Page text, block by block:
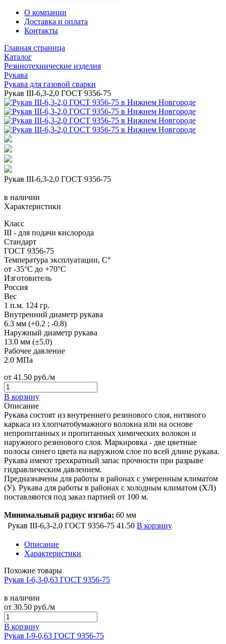
О компании
Доставка и оплата
Контакты
Главная страница
Каталог
Резинотехнические изделия
Рукава
Рукава для газовой сварки
Рукав III-6,3-2,0 ГОСТ 9356-75
Рукав III-6,3-2,0 ГОСТ 9356-75
в наличии
Характеристики
Класс
III - для подачи кислорода
Стандарт
ГОСТ 9356-75
Температура эксплуатации, C°
от -35°C до +70°C
Изготовитель
Россия
Вес
1 п.м. 124 гр.
Внутренний диаметр рукава
6.3 мм (+0.2 ; -0.8)
Наружный диаметр рукава
13.0 мм (±5.0)
Рабочее давление
2.0 МПа
от 41.50 руб./м
В корзину
Описание
Рукава состоят из внутреннего резинового слоя, нитяного
каркаса из хлопчатобумажного волокна или на основе
непропитанных и пропитанных химических волокон и
наружного резинового слоя. Маркировка - две цветные
полосы синего цвета на наружном слое по всей длине рукава.
Рукава имеют трехкратный запас прочности при разрыве
гидравлическим давлением.
Предназначены для работы в районах с умеренным климатом
(У). Рукава для работы в районах с холодным климатом (ХЛ)
поставляются под заказ партией от 100 м.
Минимальный радиус изгиба: 60 мм
Рукав III-6,3-2,0 ГОСТ 9356-75 41.50 В корзину
Описание
Характеристики
Похожие товары
Рукав I-6,3-0,63 ГОСТ 9356-75
в наличии
от 30.50 руб./м
В корзину
Рукав I-9-0,63 ГОСТ 9356-75